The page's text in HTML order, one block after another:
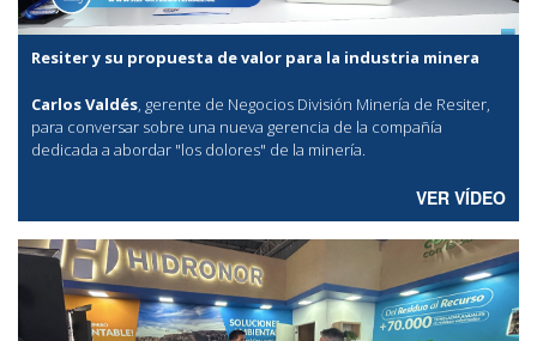
Resiter y su propuesta de valor para la industria minera
Carlos Valdés, gerente de Negocios División Minería de Resiter,
para conversar sobre una nueva gerencia de la compañía
dedicada a abordar "los dolores" de la minería.
VER VÍDEO